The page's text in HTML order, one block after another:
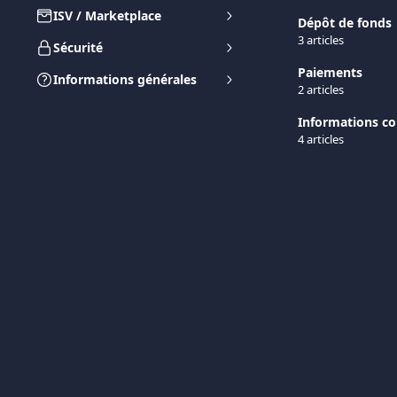
ISV / Marketplace
Sécurité
Informations générales
Dépôt de fonds
3 articles
Paiements
2 articles
Informations
4 articles